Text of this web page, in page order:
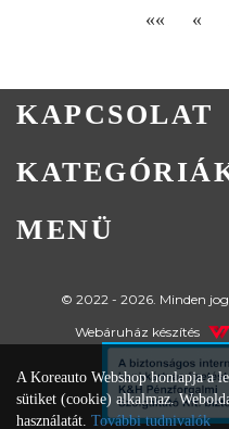
A Koreauto Webshop honlapja a
sütiket (cookie) alkalmaz.
használatát. További tudnivalók
«« «
KAPCSOLAT
MENÜ
© 2022 - 2026. Minden
Webáruház készítés